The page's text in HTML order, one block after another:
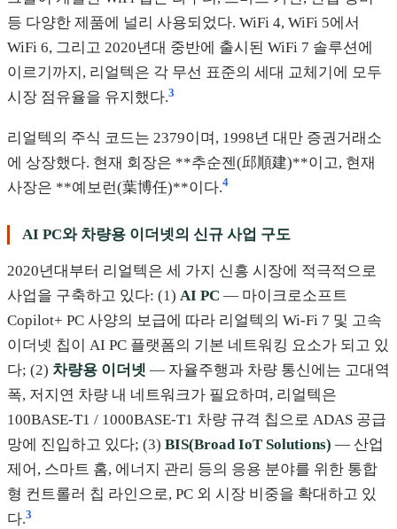
등 다양한 제품에 널리 사용되었다. WiFi 4, WiFi 5에서
WiFi 6, 그리고 2020년대 중반에 출시된 WiFi 7 솔루션에
이르기까지, 리얼텍은 각 무선 표준의 세대 교체기에 모두
시장 점유율을 유지했다.3
리얼텍의 주식 코드는 2379이며, 1998년 대만 증권거래소
에 상장했다. 현재 회장은 **추순젠(邱順建)**이고, 현재
사장은 **예보런(葉博任)**이다.4
AI PC와 차량용 이더넷의 신규 사업 구도
2020년대부터 리얼텍은 세 가지 신흥 시장에 적극적으로
사업을 구축하고 있다: (1) AI PC — 마이크로소프트
Copilot+ PC 사양의 보급에 따라 리얼텍의 Wi-Fi 7 및 고속
이더넷 칩이 AI PC 플랫폼의 기본 네트워킹 요소가 되고 있
다; (2) 차량용 이더넷 — 자율주행과 차량 통신에는 고대역
폭, 저지연 차량 내 네트워크가 필요하며, 리얼텍은
100BASE-T1 / 1000BASE-T1 차량 규격 칩으로 ADAS 공급
망에 진입하고 있다; (3) BIS(Broad IoT Solutions) — 산업
제어, 스마트 홈, 에너지 관리 등의 응용 분야를 위한 통합
형 컨트롤러 칩 라인으로, PC 외 시장 비중을 확대하고 있
다.3